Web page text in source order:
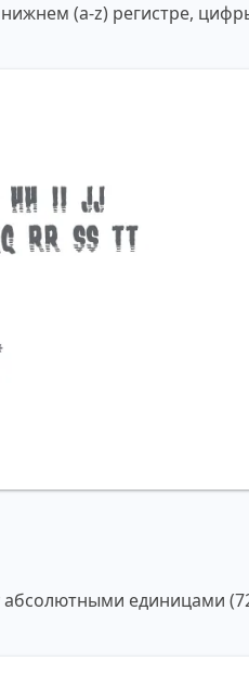
(a-z) регистре,
единицами